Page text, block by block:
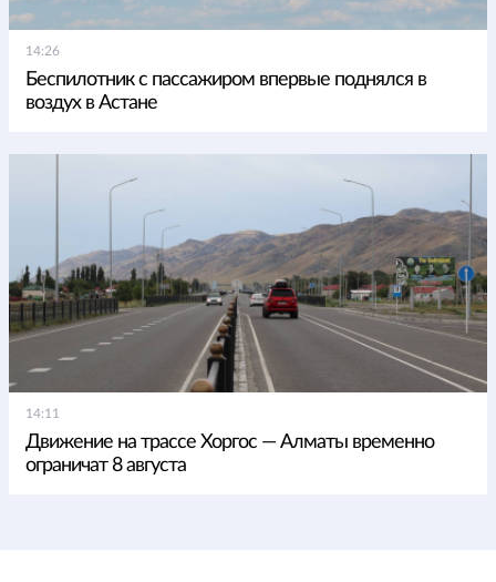
14:26
Беспилотник с пассажиром впервые поднялся в
воздух в Астане
14:11
Движение на трассе Хоргос — Алматы временно
ограничат 8 августа